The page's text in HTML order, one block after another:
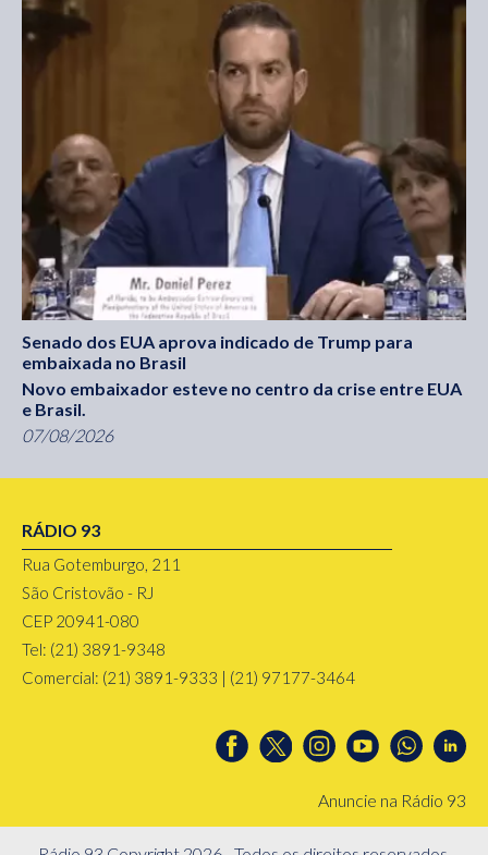
Senado dos EUA aprova indicado de Trump para
embaixada no Brasil
Novo embaixador esteve no centro da crise entre EUA
e Brasil.
07/08/2026
RÁDIO 93
Rua Gotemburgo, 211
São Cristovão - RJ
CEP 20941-080
Tel: (21) 3891-9348
Comercial: (21) 3891-9333 | (21) 97177-3464
Anuncie na Rádio 93